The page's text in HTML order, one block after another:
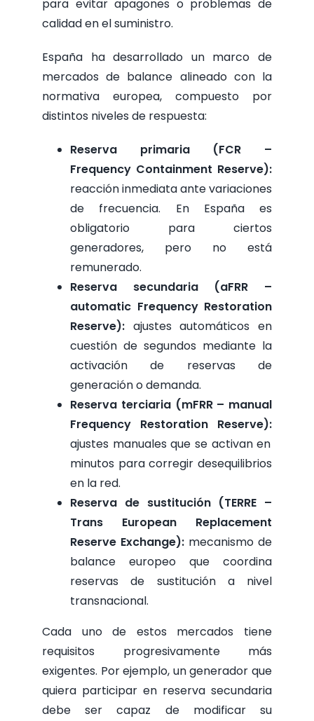
para evitar apagones o problemas de
calidad en el suministro.
España ha desarrollado un marco de
mercados de balance alineado con la
normativa europea, compuesto por
distintos niveles de respuesta:
Reserva primaria (FCR –
Frequency Containment Reserve):
reacción inmediata ante variaciones
de frecuencia. En España es
obligatorio para ciertos
generadores, pero no está
remunerado.
Reserva secundaria (aFRR –
automatic Frequency Restoration
Reserve):ajustes automáticos en
cuestión de segundos mediante la
activación de reservas de
generación o demanda.
Reserva terciaria (mFRR – manual
Frequency Restoration Reserve):
ajustes manuales que se activan en
minutos para corregir desequilibrios
en la red.
Reserva de sustitución (TERRE –
Trans European Replacement
Reserve Exchange): mecanismo de
balance europeo que coordina
reservas de sustitución a nivel
transnacional.
Cada uno de estos mercados tiene
requisitos progresivamente más
exigentes. Por ejemplo, un generador que
quiera participar en reserva secundaria
debe ser capaz de modificar su